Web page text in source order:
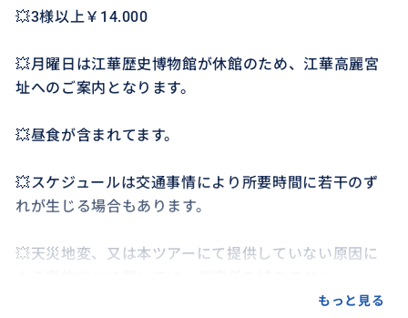
💥3様以上￥14.000
💥月曜日は江華歴史博物館が休館のため、江華高麗宮
址へのご案内となります。
💥昼食が含まれてます。
💥スケジュールは交通事情により所要時間に若干のず
れが生じる場合もあります。
💥天災地変、又は本ツアーにて提供していない原因に
もっと見る